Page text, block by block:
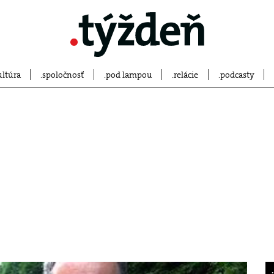
spoločnosť pod lampou relácie podcasty